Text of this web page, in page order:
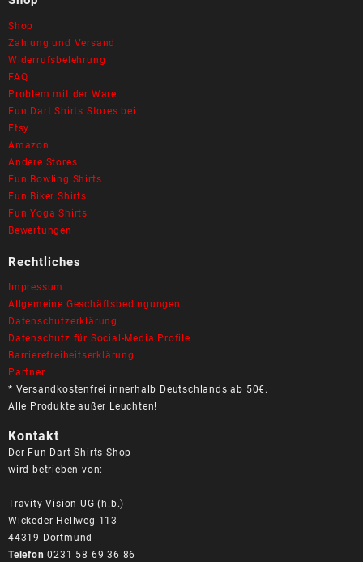
Shop
Zahlung und Versand
Widerrufsbelehrung
FAQ
Problem mit der Ware
Fun Dart Shirts Stores bei:
Etsy
Amazon
Andere Stores
Fun Bowling Shirts
Fun Biker Shirts
Fun Yoga Shirts
Bewertungen
Rechtliches
Impressum
Allgemeine Geschäftsbedingungen
Datenschutzerklärung
Datenschutz für Social-Media Profile
Barrierefreiheitserklärung
Partner
* Versandkostenfrei innerhalb Deutschlands ab 50€.
Alle Produkte außer Leuchten!
Kontakt
Der Fun-Dart-Shirts Shop
wird betrieben von:
Travity Vision UG (h.b.)
Wickeder Hellweg 113
44319 Dortmund
Telefon 0231 58 69 36 86